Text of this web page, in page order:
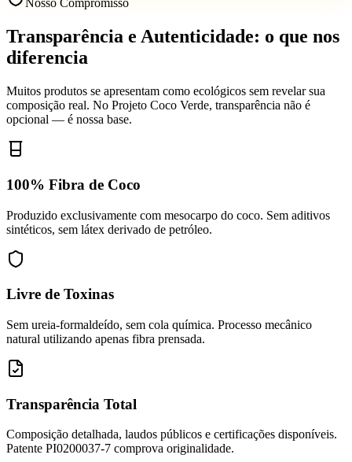
Nosso Compromisso
Transparência e Autenticidade: o que nos
diferencia
Muitos produtos se apresentam como ecológicos sem revelar sua
composição real. No Projeto Coco Verde, transparência não é
opcional — é nossa base.
100% Fibra de Coco
Produzido exclusivamente com mesocarpo do coco. Sem aditivos
sintéticos, sem látex derivado de petróleo.
Livre de Toxinas
Sem ureia-formaldeído, sem cola química. Processo mecânico
natural utilizando apenas fibra prensada.
Transparência Total
Composição detalhada, laudos públicos e certificações disponíveis.
Patente PI0200037-7 comprova originalidade.